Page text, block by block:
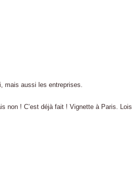
mais aussi les entreprises.
non ! C’est déjà fait ! Vignette à Paris. Lois